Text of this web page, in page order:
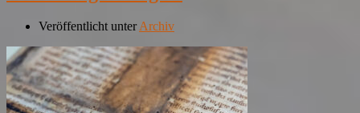
Veröffentlicht unterArchiv